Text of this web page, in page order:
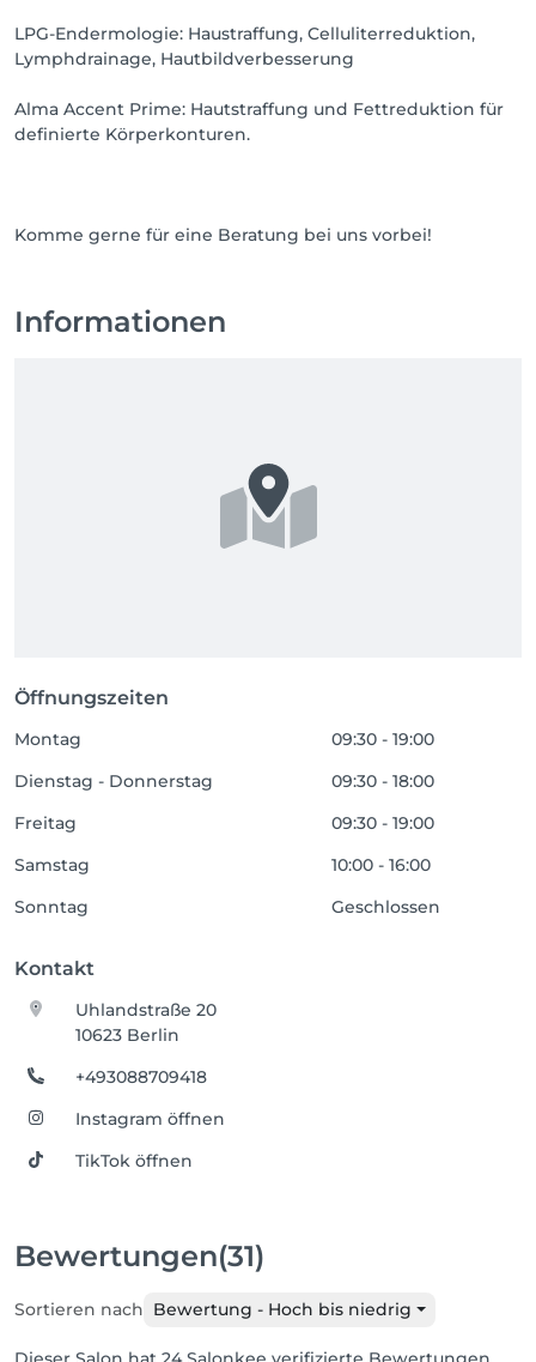
LPG-Endermologie: Haustraffung, Celluliterreduktion,
Lymphdrainage, Hautbildverbesserung
Alma Accent Prime: Hautstraffung und Fettreduktion für
definierte Körperkonturen.
Komme gerne für eine Beratung bei uns vorbei!
Informationen
Öffnungszeiten
Montag
09:30 - 19:00
Dienstag - Donnerstag
09:30 - 18:00
Freitag
09:30 - 19:00
Samstag
10:00 - 16:00
Sonntag
Geschlossen
Kontakt
Uhlandstraße 20
10623 Berlin
+493088709418
Instagram öffnen
TikTok öffnen
Bewertungen(31)
Sortieren nach Bewertung - Hoch bis niedrig